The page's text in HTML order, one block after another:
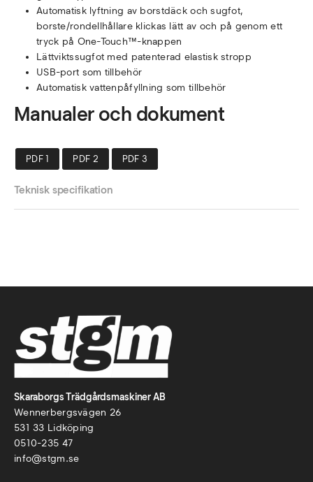
Automatisk lyftning av borstdäck och sugfot,
borste/rondellhållare klickas lätt av och på genom ett
tryck på One-Touch™-knappen
Lättviktssugfot med patenterad elastisk stropp
USB-port som tillbehör
Automatisk vattenpåfyllning som tillbehör
Manualer och dokument
PDF 1 PDF 2 PDF 3
Teknisk specifikation
Skaraborgs Trädgårdsmaskiner AB
Wennerbergsvägen 26
531 33 Lidköping
0510-235 47
info@stgm.se